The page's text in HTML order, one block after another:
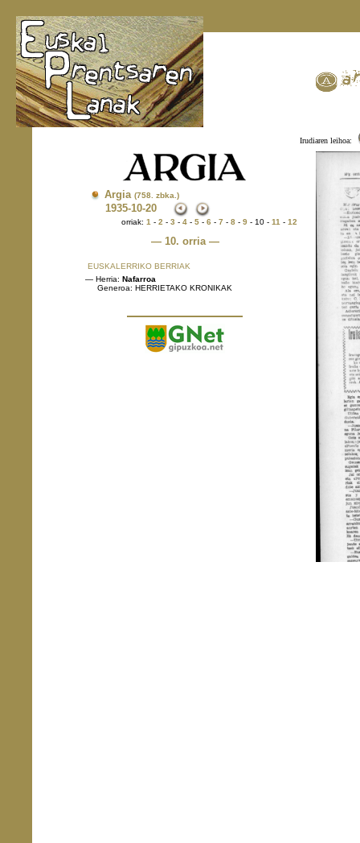
Irudiaren leihoa:
Argia (758. zbka.)
1935-10-20
orriak: 1 - 2 - 3 - 4- 5- 6 - 7 - 8- 9- 10 - 11 - 12
— 10. orria —
EUSKALERRIKO BERRIAK
— Herria: Nafarroa
Generoa: HERRIETAKO KRONIKAK